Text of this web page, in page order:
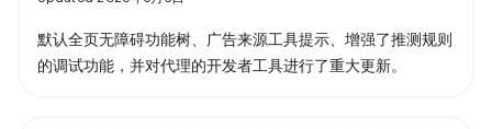
默认全页无障碍功能树、广告来源工具提示、增强了推测规则
的调试功能，并对代理的开发者工具进行了重大更新。